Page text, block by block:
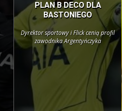
PLAN B DECO DLA
BASTONIEGO
Dyrektor sportowy i Flick cenią profil
zawodnika Argentyńczyka